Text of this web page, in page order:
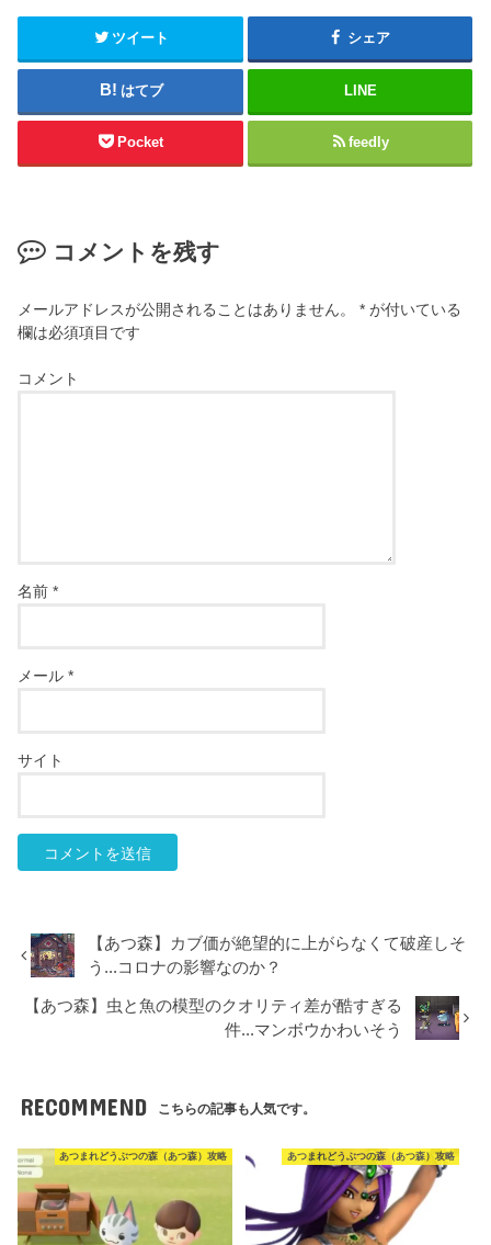
ツイート シェア
はてブ LINE
Pocket feedly
コメントを残す
メールアドレスが公開されることはありません。 * が付いている
欄は必須項目です
コメント
名前*
メール*
サイト
【あつ森】カブ価が絶望的に上がらなくて破産しそ
う...コロナの影響なのか？
【あつ森】虫と魚の模型のクオリティ差が酷すぎる
件...マンボウかわいそう
RECOMMEND こちらの記事も人気です。
あつまれどうぶつの森（あつ森）攻略 あつまれどうぶつの森（あつ森）攻略